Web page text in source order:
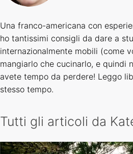
Una franco-americana con
ho tantissimi consigli da dare a
internazionalmente mobili (come
mangiarlo che cucinarlo, e quindi
avete tempo da perdere! Leggo
stesso tempo.
Tutti gli articoli da